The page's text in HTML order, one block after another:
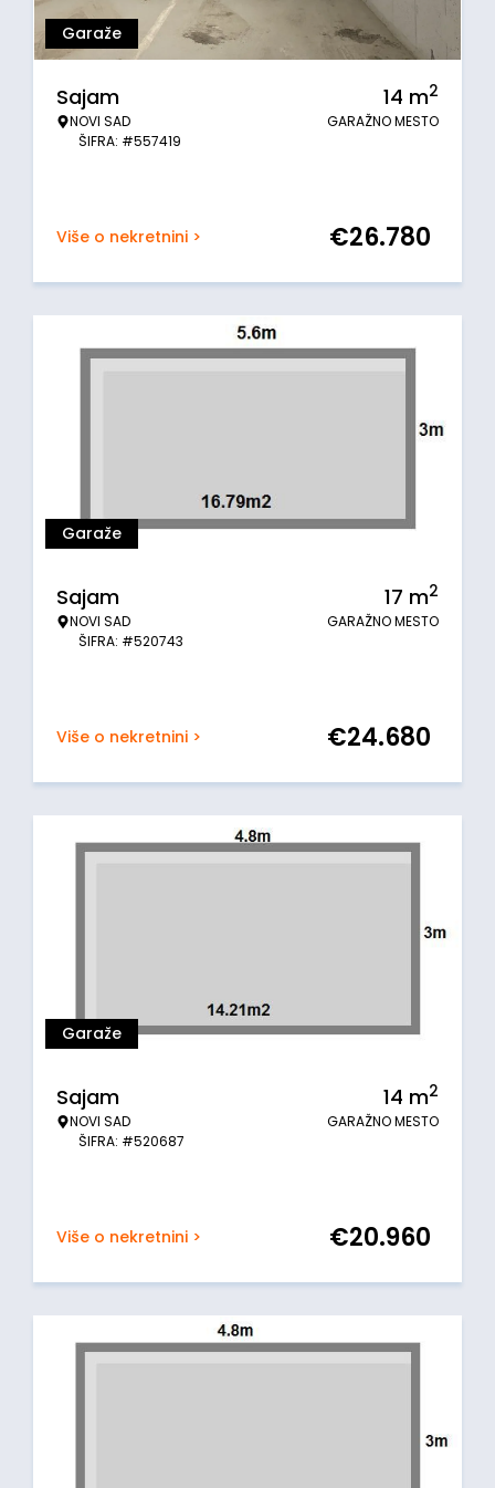
Garaže
Sajam
NOVI SAD
ŠIFRA: #557419
14 m2
GARAŽNO MESTO
Više o nekretnini > €26.780
Garaže
Sajam
NOVI SAD
ŠIFRA: #520743
17 m2
GARAŽNO MESTO
Više o nekretnini > €24.680
Garaže
Sajam
NOVI SAD
ŠIFRA: #520687
14 m2
GARAŽNO MESTO
Više o nekretnini > €20.960